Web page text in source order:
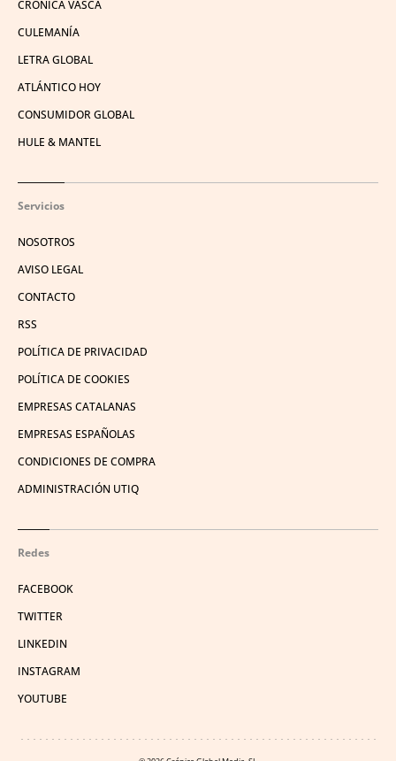
CRÓNICA VASCA
CULEMANÍA
LETRA GLOBAL
ATLÁNTICO HOY
CONSUMIDOR GLOBAL
HULE & MANTEL
Servicios
NOSOTROS
AVISO LEGAL
CONTACTO
RSS
POLÍTICA DE PRIVACIDAD
POLÍTICA DE COOKIES
EMPRESAS CATALANAS
EMPRESAS ESPAÑOLAS
CONDICIONES DE COMPRA
ADMINISTRACIÓN UTIQ
Redes
FACEBOOK
TWITTER
LINKEDIN
INSTAGRAM
YOUTUBE